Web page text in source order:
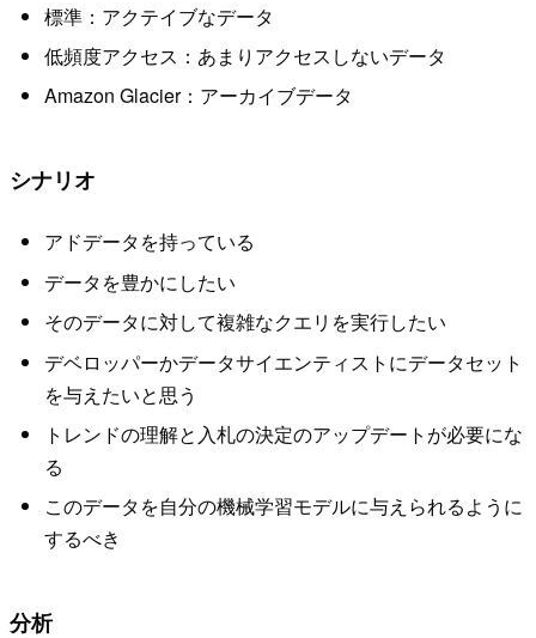
標準：アクテイブなデータ
低頻度アクセス：あまりアクセスしないデータ
Amazon Glacier：アーカイブデータ
シナリオ
アドデータを持っている
データを豊かにしたい
そのデータに対して複雑なクエリを実行したい
デベロッパーかデータサイエンティストにデータセット
を与えたいと思う
トレンドの理解と入札の決定のアップデートが必要にな
る
このデータを自分の機械学習モデルに与えられるように
するべき
分析